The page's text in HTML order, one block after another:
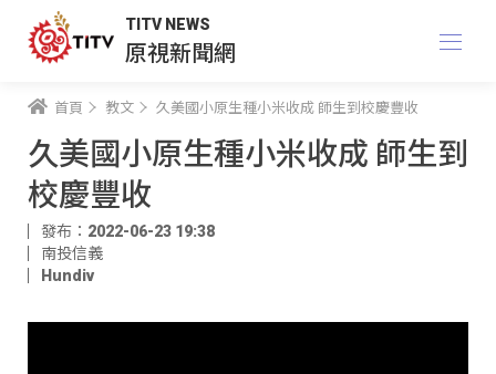
TITV NEWS
原視新聞網
首頁 教文 久美國小原生種小米收成 師生到校慶豐收
久美國小原生種小米收成 師生到
校慶豐收
發布：2022-06-23 19:38
南投信義
Hundiv